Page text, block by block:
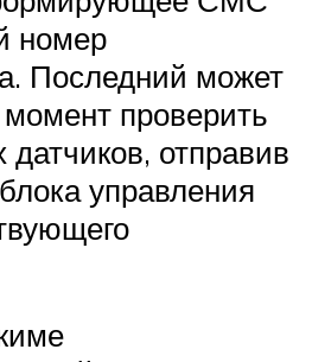
номер
Последний может
проверить
датчиков, отправив
управления